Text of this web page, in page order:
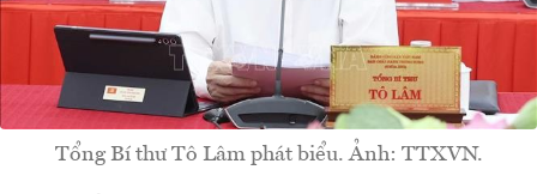
Tổng Bí thư Tô Lâm phát biểu. Ảnh: TTXVN.